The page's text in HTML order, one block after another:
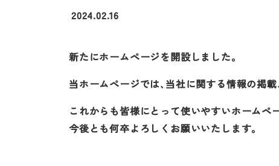
2024.02.16
新たにホームページを開設しました。
当ホームページでは、当社に関する情報の掲
これからも皆様にとって使いやすいホームペ
今後とも何卒よろしくお願いいたします。